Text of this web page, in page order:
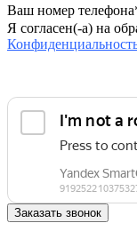
Ваш номер телефона
Я согласен(-а) на